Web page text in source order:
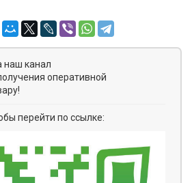
наш канал
оперативной
перейти по ссылке: